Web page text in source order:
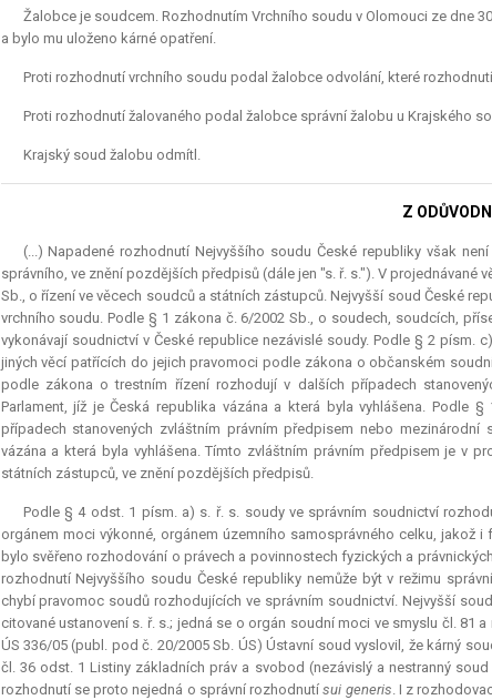
Žalobce je soudcem. Rozhodnutím Vrchního soudu v Olomouci ze dne
a bylo mu uloženo kárné opatření.
Proti rozhodnutí vrchního soudu podal žalobce odvolání, které
Proti rozhodnutí žalovaného podal žalobce správní žalobu u Krajského
Krajský soud žalobu odmítl.
Z
(...) Napadené rozhodnutí Nejvyššího soudu České republiky však
správního, ve znění pozdějších předpisů (dále jen "s. ř. s."). V
Sb., o řízení ve věcech soudců a státních zástupců. Nejvyšší soud České
vrchního soudu. Podle § 1 zákona č. 6/2002 Sb., o soudech, soudcích,
vykonávají soudnictví v České republice nezávislé soudy. Podle § 2
jiných věcí patřících do jejich pravomoci podle zákona o občanském
podle zákona o trestním řízení rozhodují v dalších případech
Parlament, jíž je Česká republika vázána a která byla vyhlášena.
případech stanovených zvláštním právním předpisem nebo
vázána a která byla vyhlášena. Tímto zvláštním právním předpisem je v
státních zástupců, ve znění pozdějších předpisů.
Podle § 4 odst. 1 písm. a) s. ř. s. soudy ve správním soudnictví
orgánem moci výkonné, orgánem územního samosprávného celku,
bylo svěřeno rozhodování o právech a povinnostech fyzických a
rozhodnutí Nejvyššího soudu České republiky nemůže být v režimu
chybí pravomoc soudů rozhodujících ve správním soudnictví. Nejvyšší
citované ustanovení s. ř. s.; jedná se o orgán soudní moci ve smyslu čl. 81
ÚS 336/05 (publ. pod č. 20/2005 Sb. ÚS) Ústavní soud vyslovil, že kárný
čl. 36 odst. 1 Listiny základních práv a svobod (nezávislý a nestranný
rozhodnutí se proto nejedná o správní rozhodnutísui generis. I z